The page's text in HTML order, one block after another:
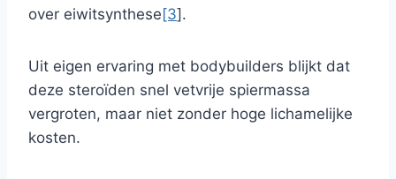
over eiwitsynthese[3].
Uit eigen ervaring met bodybuilders blijkt dat
deze steroïden snel vetvrije spiermassa
vergroten, maar niet zonder hoge lichamelijke
kosten.